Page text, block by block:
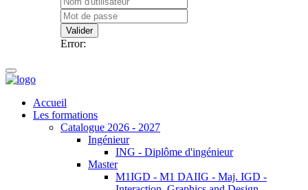
Valider
Error:
Accueil
Les formations
Catalogue 2026 - 2027
Ingénieur
ING - Diplôme d'ingénieur
Master
M1IGD - M1 DAIIG - Maj. IGD -